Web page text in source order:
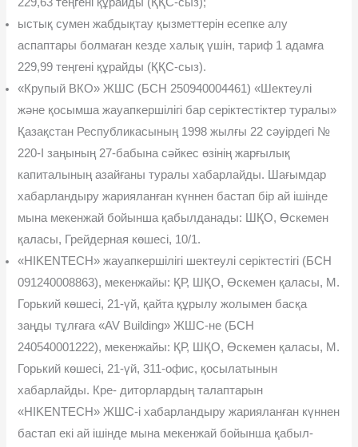
ыстық сумен жабдықтау қызметтерін есепке алу
аспаптары болмаған кезде халық үшін, тариф 1 адамға
229,99 теңгені құрай­ды (ҚҚС-сыз).
«Крупый ВКО» ЖШС (БСН 250940004461) «Шектеулі
жəне қосымша жауапкершілігі бар серіктестіктер туралы»
Қазақстан Республикасының 1998 жылғы 22 сəуірдегі №
220-І заңының 27-бабына сəйкес өзінің жарғылық
капиталының азайғаны тура­лы хабарлайды. Шағымдар
хабарландыру жарияланған күннен бастап бір ай ішінде
мына мекенжай бойынша қабылданады: ШҚО, Өскемен
қаласы, Грейдерная көшесі, 10/1.
«HIKENTECH» жауапкершілігі шектеулі серіктестігі (БСН
091240008863), мекенжайы: ҚР, ШҚО, Өскемен қаласы, М.
Горький кө­шесі, 21-үй, қайта құрылу жолымен басқа
заңды тұлғаға «AV Building» ЖШС-не (БСН
240540001222), мекенжайы: ҚР, ШҚО, Өскемен қаласы, М.
Горький көшесі, 21-үй, 311-офис, қосылатынын
хабарлайды. Кре- диторлардың талаптарын
«HIKENTECH» ЖШС-і хабарландыру жария­ланған күннен
бастап екі ай ішінде мына мекенжай бойынша қабыл­